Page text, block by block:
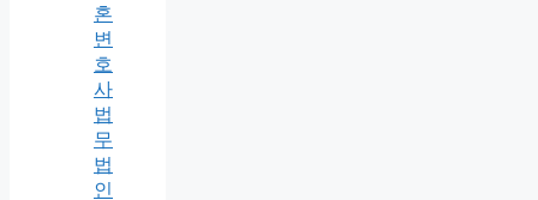
혼
변
호
사
법
무
법
인